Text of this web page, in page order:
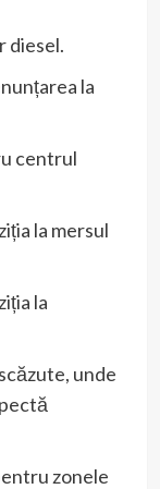
diesel.
la
centrul
la mersul
la
unde
zonele